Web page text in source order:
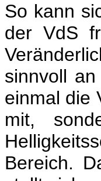
So kann
der VdS
sinnvoll
einmal die
mit,
Bereich.